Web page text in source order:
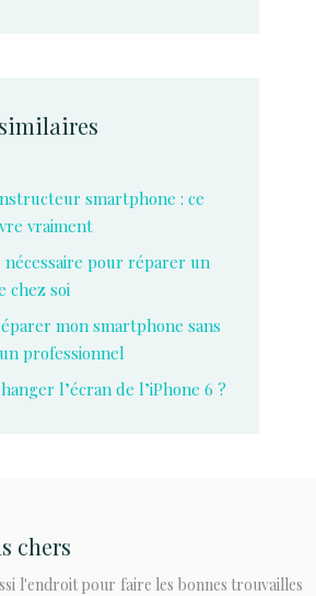
smartphone : ce
vraiment
pour réparer un
chez soi
mon smartphone sans
professionnel
l’écran de l’iPhone 6 ?
chers
l'endroit pour faire les bonnes trouvailles